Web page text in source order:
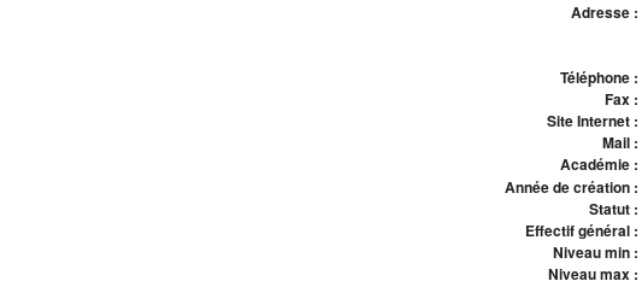
Adresse :
Téléphone :
Fax :
Site Internet :
Mail :
Académie :
Année de création :
Statut :
Effectif général :
Niveau min :
Niveau max :